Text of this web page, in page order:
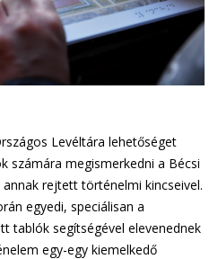
m
Levéltára lehetőséget
számára megismerkedni a Bécsi
rejtett történelmi kincseivel.
egyedi, speciálisan a
tablók segítségével elevenednek
egy-egy kiemelkedő